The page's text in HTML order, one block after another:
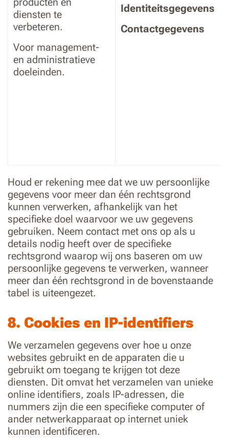
diensten te
verbeteren.
Voor management-
en administratieve
doeleinden.
Identiteitsgegevens
Contactgegevens
Houd er rekening mee dat we uw persoonlijke
gegevens voor meer dan één rechtsgrond
kunnen verwerken, afhankelijk van het
specifieke doel waarvoor we uw gegevens
gebruiken. Neem contact met ons op als u
details nodig heeft over de specifieke
rechtsgrond waarop wij ons baseren om uw
persoonlijke gegevens te verwerken, wanneer
meer dan één rechtsgrond in de bovenstaande
tabel is uiteengezet.
8. Cookies en IP-identifiers
We verzamelen gegevens over hoe u onze
websites gebruikt en de apparaten die u
gebruikt om toegang te krijgen tot deze
diensten. Dit omvat het verzamelen van unieke
online identifiers, zoals IP-adressen, die
nummers zijn die een specifieke computer of
ander netwerkapparaat op internet uniek
kunnen identificeren.